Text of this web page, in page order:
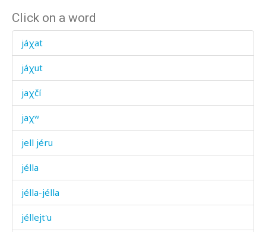
Click on a word
jáχat
jáχut
jaχčí
jaχʷ
jell jéru
jélla
jélla-jélla
jéllejt'u